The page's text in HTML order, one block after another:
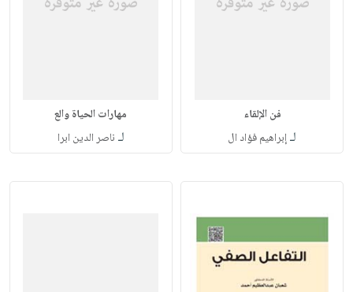
فن الإلقاء
لـإبراهيم فؤاد ال
مهارات الحياة والع
لـ ناصر الدين ابرا